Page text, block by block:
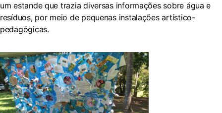
um estande que trazia diversas informações sobre água e
resíduos, por meio de pequenas instalações artístico-
pedagógicas.